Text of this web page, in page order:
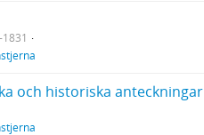
och historiska anteckningar